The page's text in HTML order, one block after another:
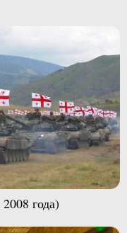
года)